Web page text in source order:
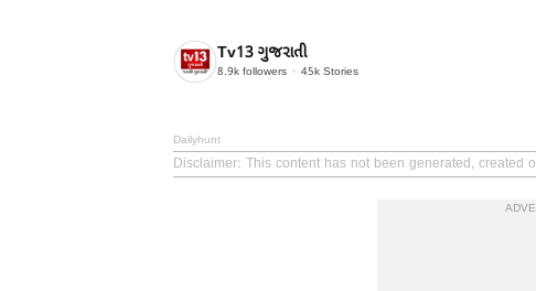
Tv13 ગુજરાતી
8.9k followers 45k Stories
Dailyhunt
Disclaimer: This content has not been generated, created